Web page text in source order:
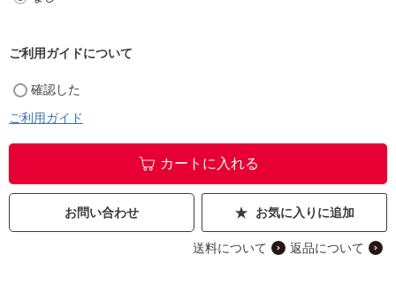
ご利用ガイドについて
確認した
ご利用ガイド
カートに入れる
お問い合わせ お気に入りに追加
送料について 返品について